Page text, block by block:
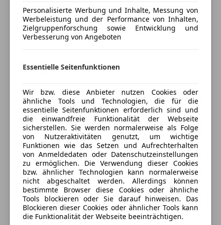
Schlüssellose Zentralverriegelung
Sitzheizung
Start/Stop-Automatik
Tempomat
CD
Freisprecheinrichtung
Radio
USB
Sicherheit
ABS
Airbag hinten
Alarmanlage
Beifahrerairbag
ESP
Fahrerairbag
Kfz-Versicherung
anpassen
Auto einfach online versichern & Rabatt holen
Jetzt berechnen
Verkäufer Privat
3860 Heidenreichstein, AT
Kontakt
Personalisierte Werbung und Inhalte, Messung von
Werbeleistung und der Performance von Inhalten,
Zielgruppenforschung sowie Entwicklung und
Verbesserung von Angeboten
Essentielle Seitenfunktionen
Wir bzw. diese Anbieter nutzen Cookies oder
ähnliche Tools und Technologien, die für die
essentielle Seitenfunktionen erforderlich sind und
die einwandfreie Funktionalität der Webseite
sicherstellen. Sie werden normalerweise als Folge
von Nutzeraktivitäten genutzt, um wichtige
Funktionen wie das Setzen und Aufrechterhalten
von Anmeldedaten oder Datenschutzeinstellungen
zu ermöglichen. Die Verwendung dieser Cookies
bzw. ähnlicher Technologien kann normalerweise
nicht abgeschaltet werden. Allerdings können
bestimmte Browser diese Cookies oder ähnliche
Tools blockieren oder Sie darauf hinweisen. Das
Blockieren dieser Cookies oder ähnlicher Tools kann
die Funktionalität der Webseite beeinträchtigen.